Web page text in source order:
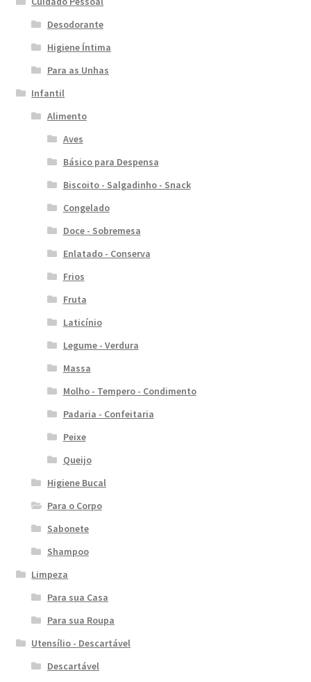
Desodorante
Higiene Íntima
Para as Unhas
Infantil
Alimento
Aves
Básico para Despensa
Biscoito - Salgadinho - Snack
Congelado
Doce - Sobremesa
Enlatado - Conserva
Frios
Fruta
Laticínio
Legume - Verdura
Massa
Molho - Tempero - Condimento
Padaria - Confeitaria
Peixe
Queijo
Higiene Bucal
Para o Corpo
Sabonete
Shampoo
Limpeza
Para sua Casa
Para sua Roupa
Utensílio - Descartável
Descartável